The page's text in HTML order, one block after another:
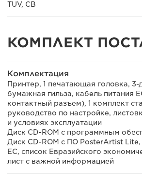
TUV, CB
КОМПЛЕКТ
Комплектация
Принтер, 1 печатающая головка,
бумажная гильза, кабель питания
контактный разъем), 1 комплект
руководство по настройке,
и условиях эксплуатации
Диск CD-ROM с программным
Диск CD-ROM с ПО PosterArtist
ЕС, список Евразийского
лист с важной информацией